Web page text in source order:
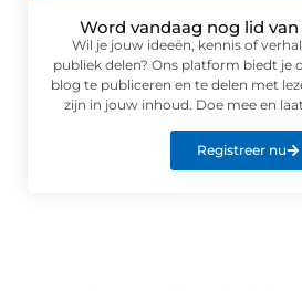
Word vandaag nog lid
Wil je jouw ideeën, kennis of
publiek delen? Ons platform biedt je
blog te publiceren en te delen met
zijn in jouw inhoud. Doe mee en
Registreer nu